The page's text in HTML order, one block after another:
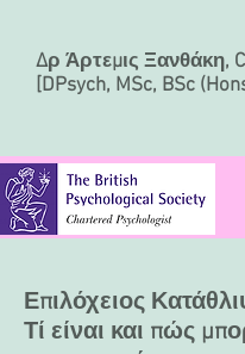
Δρ Άρτεμις Ξανθάκη,
[DPsych, MSc, BSc
Επιλόχειος
Τί είναι και πώς